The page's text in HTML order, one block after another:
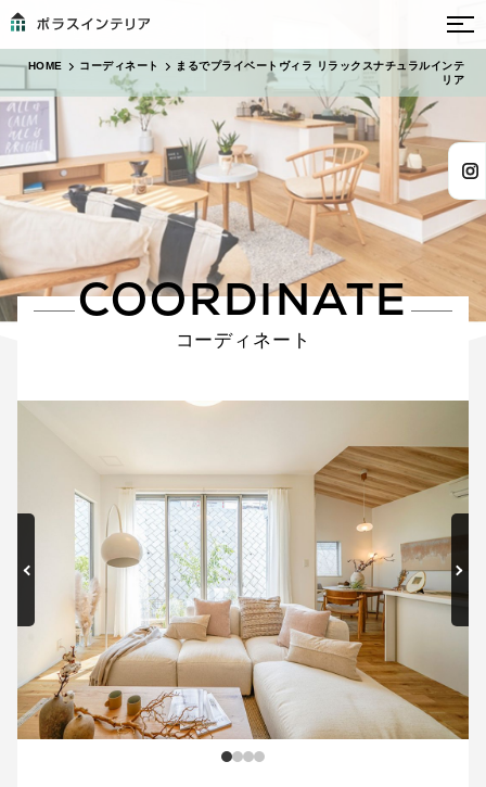
HOME コーディネート
まるでプライベートヴィラ リラックスナチュラルインテ
リア
COORDINATE
コーディネート